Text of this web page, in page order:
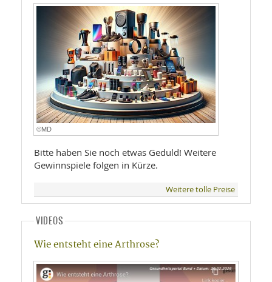
©MD
Bitte haben Sie noch etwas Geduld! Weitere
Gewinnspiele folgen in Kürze.
Weitere tolle Preise
VIDEOS
Wie entsteht eine Arthrose?